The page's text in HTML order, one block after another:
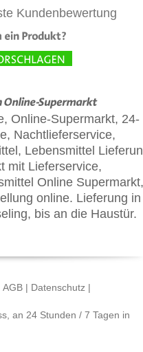
Kundenbewertung
Online-Supermarkt, 24-
Nachtlieferservice,
Lebensmittel
mit Lieferservice,
Online Supermarkt,
online. Lieferung in
bis an die Haustür.
AGB | Datenschutz |
an 24 Stunden / 7 Tagen in